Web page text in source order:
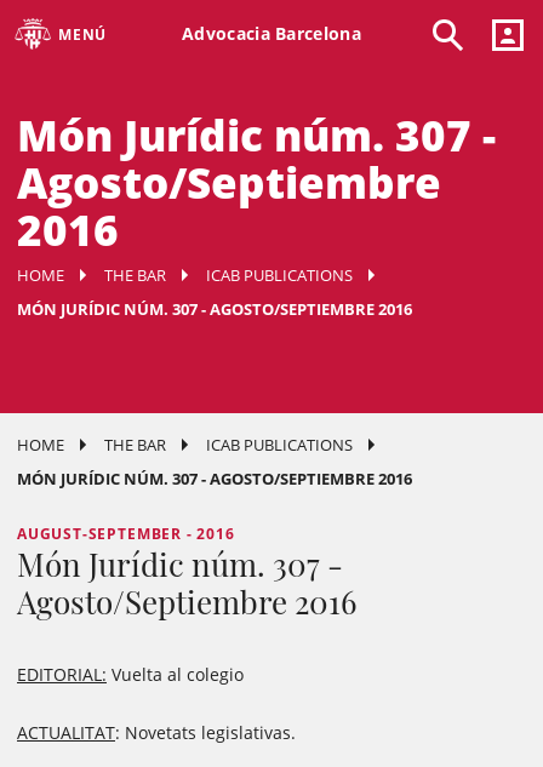
MENÚ Advocacia Barcelona
Món Jurídic núm. 307 -
Agosto/Septiembre
2016
HOME THE BAR
ICAB PUBLICATIONS
MÓN JURÍDIC NÚM. 307 - AGOSTO/SEPTIEMBRE 2016
HOME THE BAR
ICAB PUBLICATIONS
MÓN JURÍDIC NÚM. 307 - AGOSTO/SEPTIEMBRE 2016
AUGUST-SEPTEMBER - 2016
Món Jurídic núm. 307 -
Agosto/Septiembre 2016
EDITORIAL: Vuelta al colegio
ACTUALITAT: Novetats legislativas.